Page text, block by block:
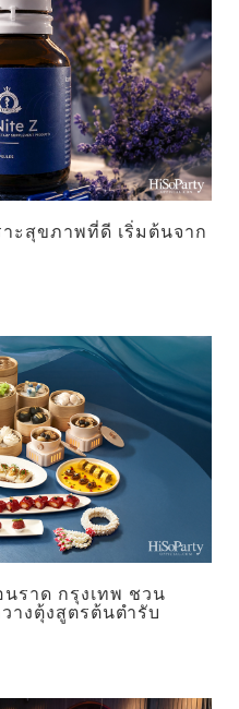
าะสุขภาพที่ดี เริ่มต้นจาก
ราด กรุงเทพ ชวน
างตุ้งสูตรต้นตำรับ